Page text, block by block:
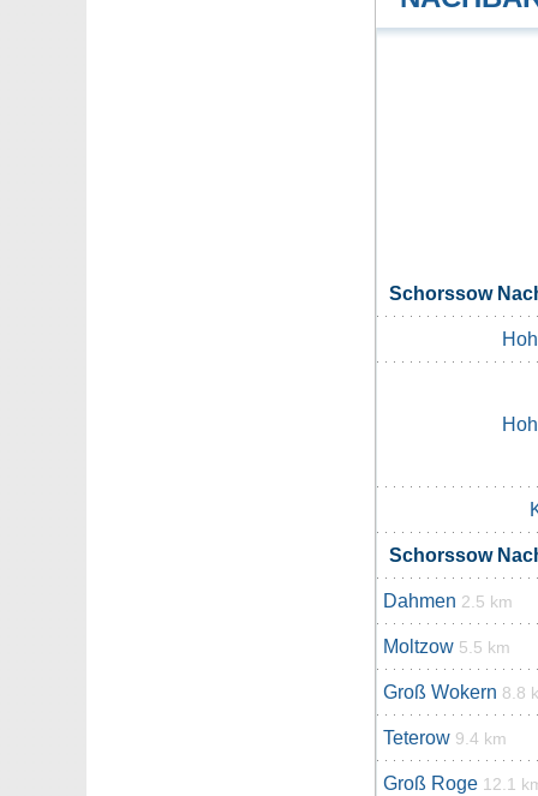
Schorssow
Schorssow
Dahmen 2.5 km
Moltzow 5.5 km
Groß Wokern 8.8
Teterow 9.4 km
Groß Roge 12.1